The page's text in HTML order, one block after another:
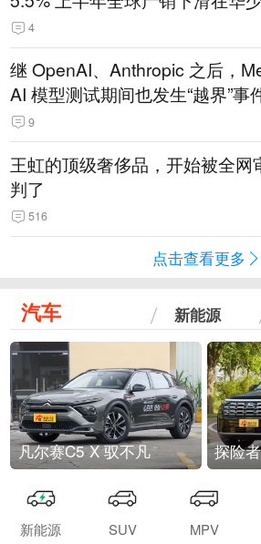
14.3万辆
4
继 OpenAI、Anthropic 之后，
AI 模型测试期间也发生“越界”事
9
王虹的顶级奢侈品，开始被全网
判了
516
点击查看更多
汽车 新能源
凡尔赛C5 X 驭不凡 探险
新能源 SUV MPV